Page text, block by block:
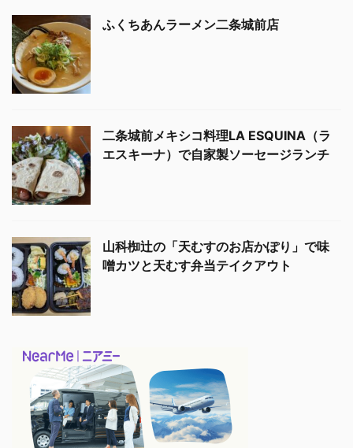
ふくちあんラーメン二条城前店
二条城前メキシコ料理LA ESQUINA（ラ
エスキーナ）で自家製ソーセージランチ
山科椥辻の「天むすのお店かぽり」で味
噌カツと天むす弁当テイクアウト